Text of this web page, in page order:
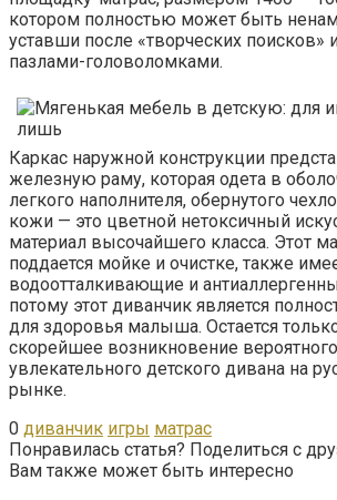
котором полностью может быть
уставши после «творческих поисков»
пазлами-головоломками.
Каркас наружной конструкции
железную раму, которая одета в
легкого наполнителя, обернутого
кожи — это цветной нетоксичный
материал высочайшего класса. Этот
поддается мойке и очистке, также
водоотталкивающие и
потому этот диванчик является
для здоровья малыша. Остается
скорейшее возникновение вероятного
увлекательного детского дивана на
рынке.
0 диванчик игры матрас
Понравилась статья? Поделиться с
Вам также может быть интересно